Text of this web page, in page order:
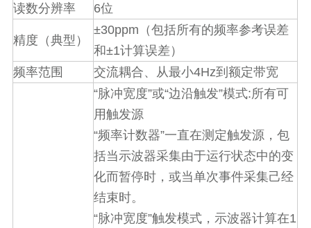
读数分辨率
6位
精度（典型）
±30ppm （包括所有的频率参考误差
和±1计算误差）
频率范围
交流耦合、从最小4Hz到额定带宽
“脉冲宽度”或“边沿触发”模式:所有可
用触发源
“频率计数器”一直在测定触发源，包
括当示波器采集由于运行状态中的变
化而暂停时，或当单次事件采集己经
结束时。
“脉冲宽度”触发模式，示波器计算在1